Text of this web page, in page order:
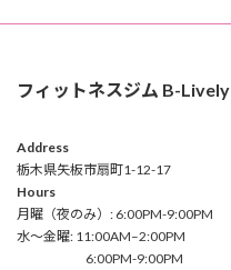
フィットネスジム B-Lively
Address
栃木県矢板市扇町1-12-17
Hours
月曜（夜のみ）: 6:00PM-9:00PM
水～金曜: 11:00AM–2:00PM
6:00PM-9:00PM